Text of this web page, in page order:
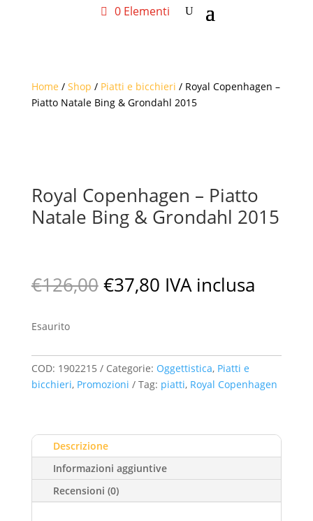
0 Elementi
Home / Shop / Piatti e bicchieri / Royal Copenhagen –
Piatto Natale Bing & Grondahl 2015
Royal Copenhagen – Piatto
Natale Bing & Grondahl 2015
€126,00 Il
era:
€126,00.
€37,80Il
è:
€37,80.
IVA inclusa
Esaurito
COD: 1902215 Categorie: Oggettistica, Piatti e
bicchieri, Promozioni Tag: piatti, Royal Copenhagen
Descrizione
Informazioni aggiuntive
Recensioni (0)